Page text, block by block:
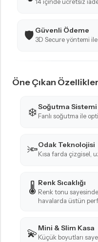
🛡️ Güvenli Ödeme
3D Secure yöntemi
Öne Çıkan Özellikler
❄️Soğutma Sistemi
Fanlı soğutma ile
🔦Odak Teknolojisi
Kısa farda çizgisel,
🌡️ Renk Sıcaklığı
Renk tonu
havalarda üstün
💫Mini & Slim Kasa
Küçük boyutları